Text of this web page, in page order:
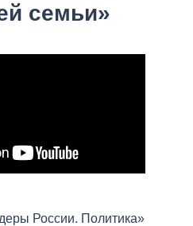
семьи»
России. Политика»